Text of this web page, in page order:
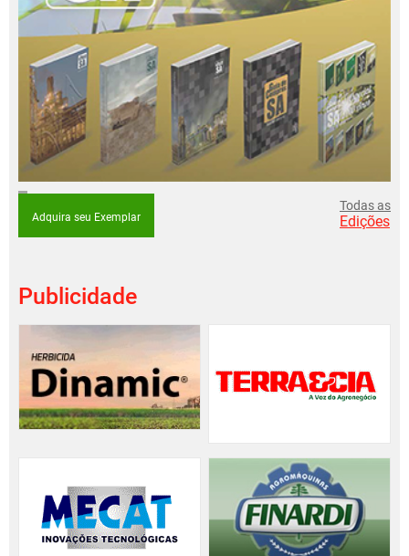
Adquira seu Exemplar
Todas as
Edições
Publicidade